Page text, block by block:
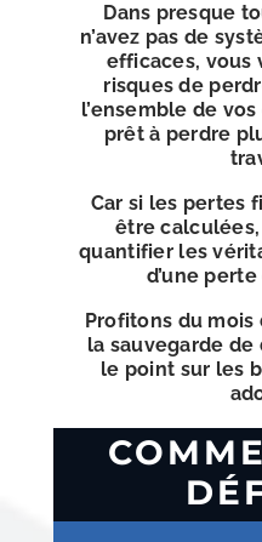
Dans presque
n’avez pas de
efficaces, vous
risques de
l’ensemble de
prêt à perdre
Car si les pertes
être
quantifier les
d’une
Profitons du mois
la sauvegarde
le point sur les